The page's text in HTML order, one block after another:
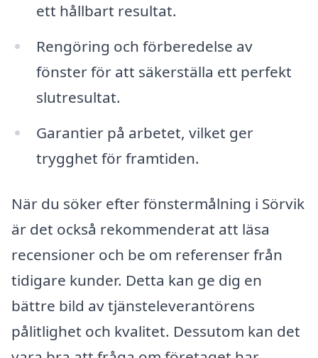
ett hållbart resultat.
Rengöring och förberedelse av
fönster för att säkerställa ett perfekt
slutresultat.
Garantier på arbetet, vilket ger
trygghet för framtiden.
När du söker efter fönstermålning i Sörvik
är det också rekommenderat att läsa
recensioner och be om referenser från
tidigare kunder. Detta kan ge dig en
bättre bild av tjänsteleverantörens
pålitlighet och kvalitet. Dessutom kan det